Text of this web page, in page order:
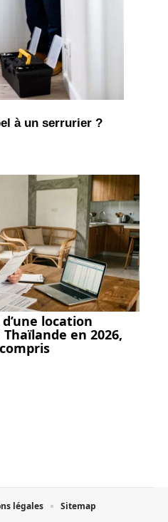
à un serrurier ?
location
en 2026,
légales Sitemap